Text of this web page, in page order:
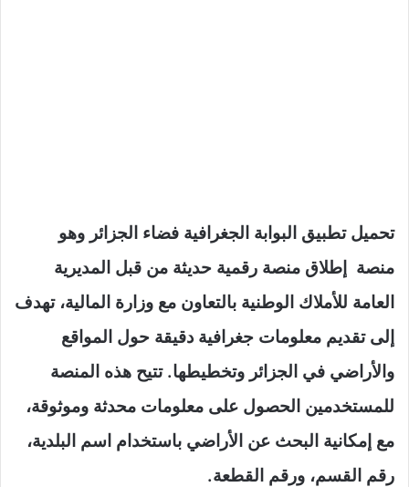
تحميل تطبيق البوابة الجغرافية فضاء الجزائر وهو
منصة إطلاق منصة رقمية حديثة من قبل المديرية
العامة للأملاك الوطنية بالتعاون مع وزارة المالية، تهدف
إلى تقديم معلومات جغرافية دقيقة حول المواقع
والأراضي في الجزائر وتخطيطها. تتيح هذه المنصة
للمستخدمين الحصول على معلومات محدثة وموثوقة،
مع إمكانية البحث عن الأراضي باستخدام اسم البلدية،
رقم القسم، ورقم القطعة.